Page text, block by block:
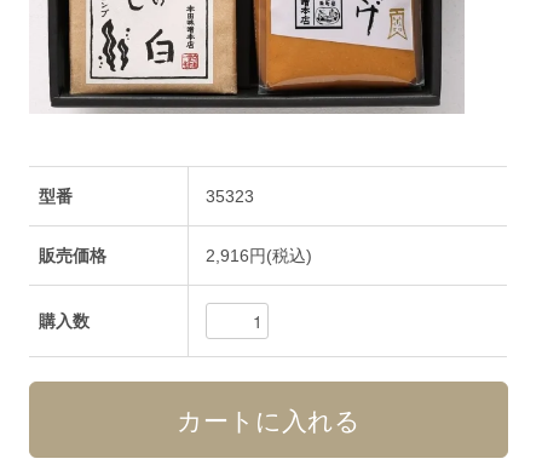
型番 35323
販売価格 2,916円(税込)
購入数